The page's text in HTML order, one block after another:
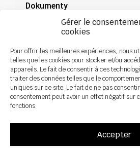
Gérer le
cookies
Pour offrir les meilleures expériences, nous
telles que les cookies pour stocker et/ou
appareils. Le fait de consentir à ces
traiter des données telles que le
uniques sur ce site. Le fait de ne pas
consentement peut avoir un effet négatif sur
fonctions.
Accepter
Dokumenty